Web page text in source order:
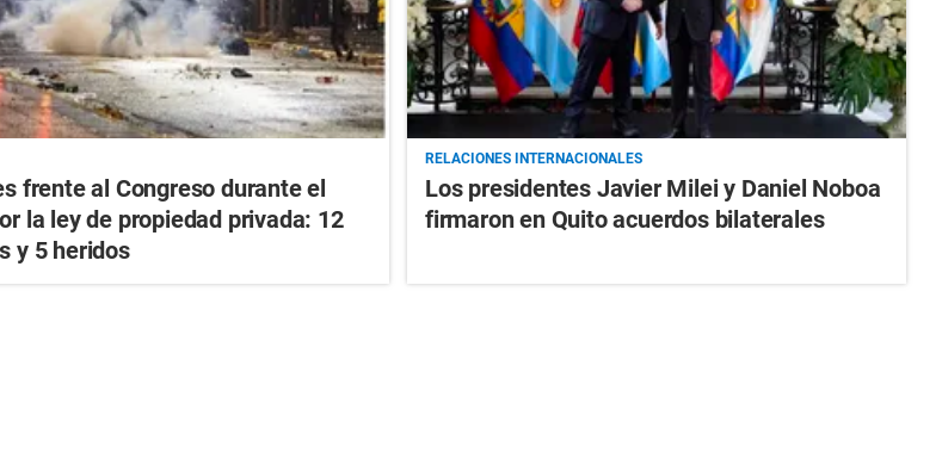
frente al Congreso durante el
la ley de propiedad privada: 12
y 5 heridos
RELACIONES INTERNACIONALES
Los presidentes Javier Milei y Daniel Noboa
firmaron en Quito acuerdos bilaterales